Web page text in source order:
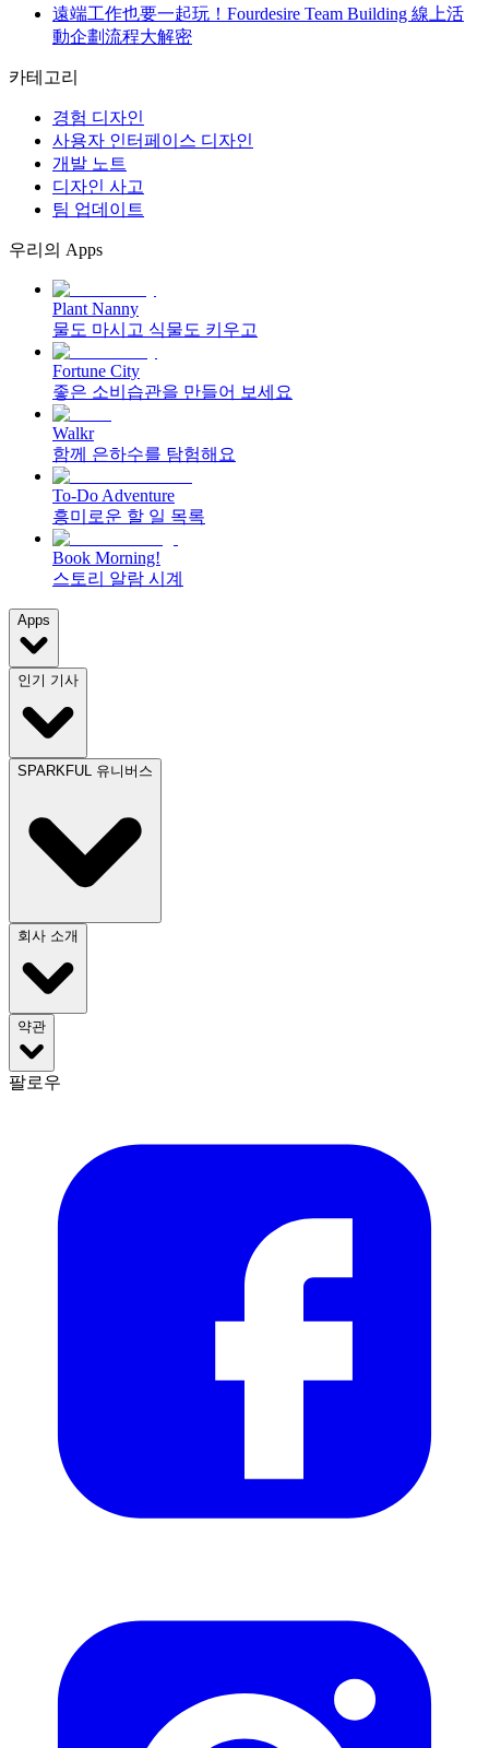
遠端工作也要一起玩！Fourdesire Team Building 線上活
動企劃流程大解密
카테고리
경험 디자인
사용자 인터페이스 디자인
개발 노트
디자인 사고
팀 업데이트
우리의 Apps
Plant Nanny
물도 마시고 식물도 키우고
Fortune City
좋은 소비습관을 만들어 보세요
Walkr
함께 은하수를 탐험해요
To-Do Adventure
흥미로운 할 일 목록
Book Morning!
스토리 알람 시계
Apps
인기 기사
SPARKFUL 유니버스
회사 소개
약관
팔로우